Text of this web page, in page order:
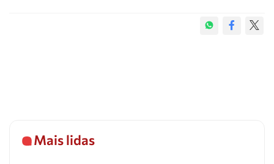
Mais lidas